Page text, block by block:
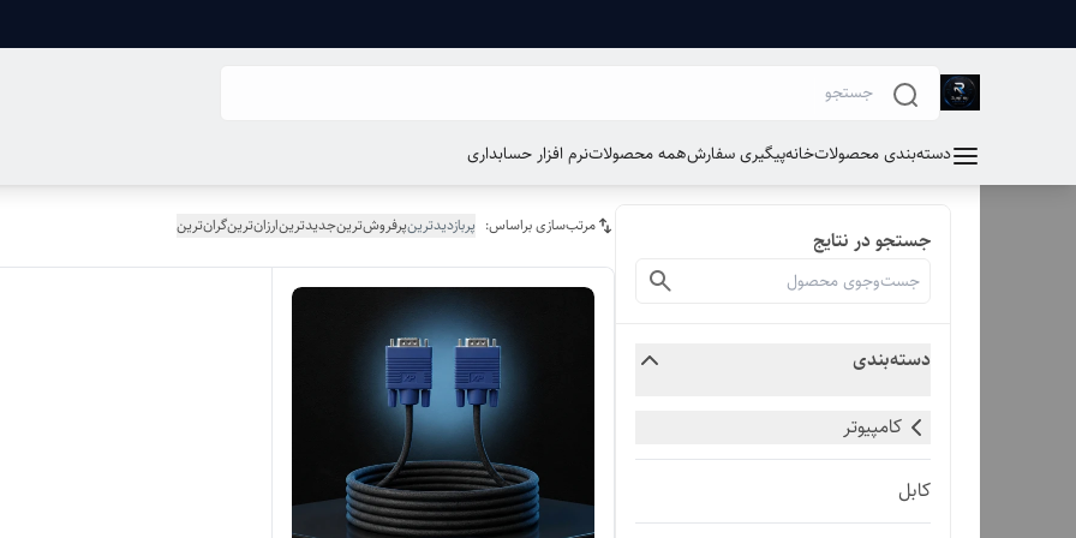
دسته‌بندی محصولاتخانهپیگیری سفارشهمه محصولاتنرم افزار حسابداری
جستجو در نتایج
دسته‌بندی
کامپیوتر
کابل
مرتب‌سازی براساس: پربازدیدترینپرفروش‌ترینجدیدترینارزان‌ترینگران‌ترین